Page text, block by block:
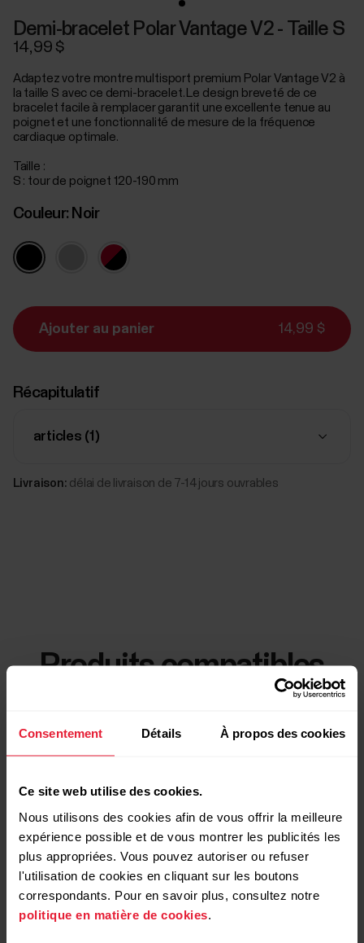
Consentement Détails À propos des cookies
Ce site web utilise des cookies.
Nous utilisons des cookies afin de vous offrir la meilleure
expérience possible et de vous montrer les publicités les
plus appropriées. Vous pouvez autoriser ou refuser
l'utilisation de cookies en cliquant sur les boutons
correspondants. Pour en savoir plus, consultez notre
politique en matière de cookies
Demi-bracelet Polar Vantage V2 - Taille S
14,99 $
Adaptez votre montre multisport premium Polar Vantage V2 à
la taille S avec ce demi-bracelet. Le design breveté de ce
bracelet facile à remplacer garantit une excellente tenue au
poignet et une fonctionnalité de mesure de la fréquence
cardiaque optimale.
Taille :
S : tour de poignet 120-190 mm
Couleur: Noir
Ajouter au panier 14,99 $
Récapitulatif
articles (1 )
Livraison: délai de livraison de 7-14 jours ouvrables
Produits compatibles